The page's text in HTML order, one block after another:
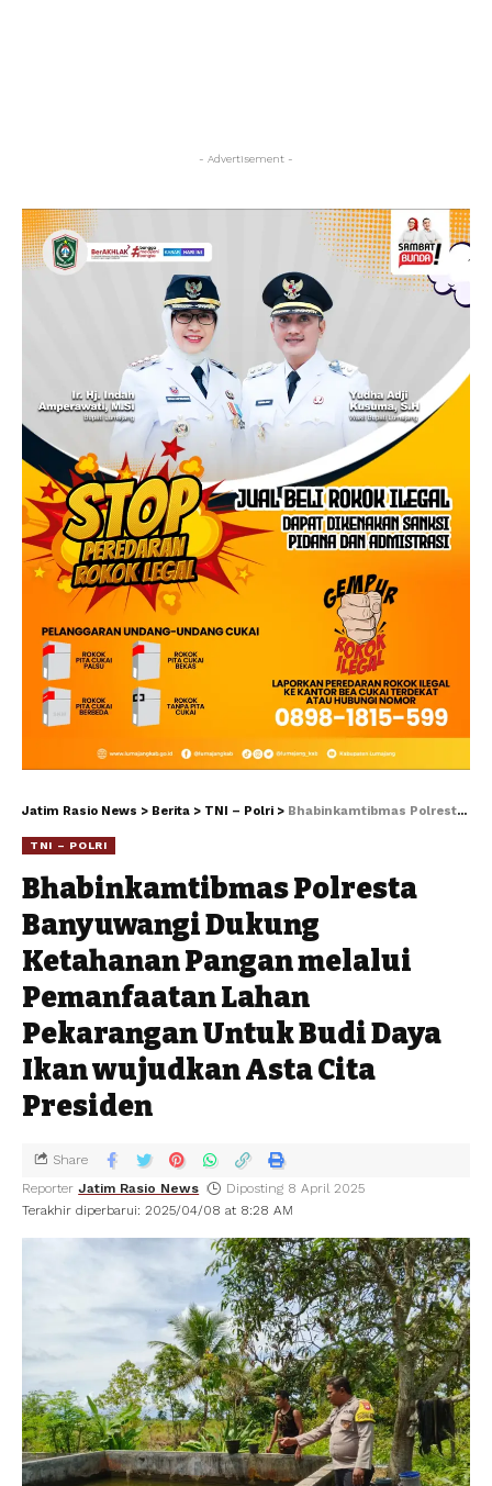
- Advertisement -
Jatim Rasio News > Berita > TNI – Polri > Bhabinkamtibmas Polresta Banyuwangi Dukung Ketahanan Pangan melalui Pemanfaatan Lahan Pekarangan Untuk Budi Daya Ikan wujudkan Asta Cita Presiden
TNI – POLRI
Bhabinkamtibmas Polresta
Banyuwangi Dukung
Ketahanan Pangan melalui
Pemanfaatan Lahan
Pekarangan Untuk Budi Daya
Ikan wujudkan Asta Cita
Presiden
Terakhir diperbarui: 2025/04/08 at 8:28 AM
Reporter Jatim Rasio News Diposting 8 April 2025
Share